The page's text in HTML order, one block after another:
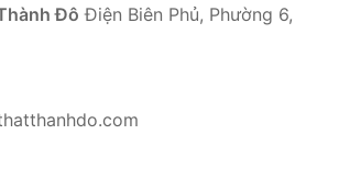
Đô Điện Biên Phủ, Phường 6,